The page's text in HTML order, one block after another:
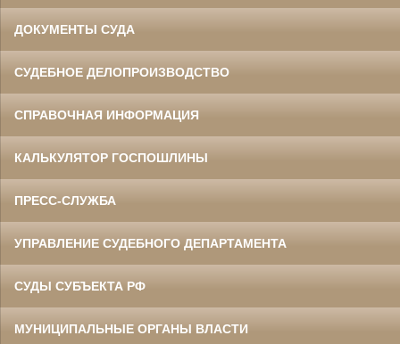
ДОКУМЕНТЫ СУДА
СУДЕБНОЕ ДЕЛОПРОИЗВОДСТВО
СПРАВОЧНАЯ ИНФОРМАЦИЯ
КАЛЬКУЛЯТОР ГОСПОШЛИНЫ
ПРЕСС-СЛУЖБА
УПРАВЛЕНИЕ СУДЕБНОГО ДЕПАРТАМЕНТА
СУДЫ СУБЪЕКТА РФ
МУНИЦИПАЛЬНЫЕ ОРГАНЫ ВЛАСТИ